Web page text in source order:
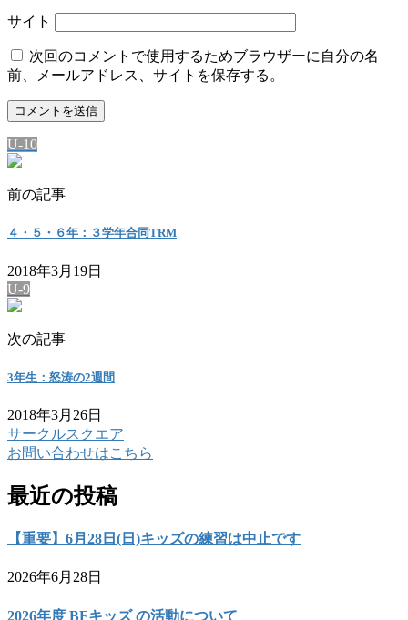
サイト
次回のコメントで使用するためブラウザーに自分の名
前、メールアドレス、サイトを保存する。
U-10
前の記事
４・５・６年：３学年合同TRM
2018年3月19日
U-9
次の記事
3年生：怒涛の2週間
2018年3月26日
サークルスクエア
お問い合わせはこちら
最近の投稿
【重要】6月28日(日)キッズの練習は中止です
2026年6月28日
2026年度 BFキッズ の活動について